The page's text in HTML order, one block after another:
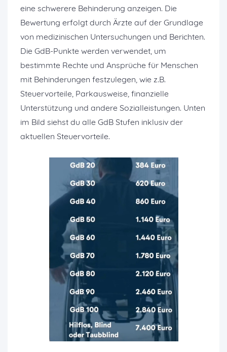
eine schwerere Behinderung anzeigen. Die
Bewertung erfolgt durch Ärzte auf der Grundlage
von medizinischen Untersuchungen und Berichten.
Die GdB-Punkte werden verwendet, um
bestimmte Rechte und Ansprüche für Menschen
mit Behinderungen festzulegen, wie z.B.
Steuervorteile, Parkausweise, finanzielle
Unterstützung und andere Sozialleistungen. Unten
im Bild siehst du alle GdB Stufen inklusiv der
aktuellen Steuervorteile.